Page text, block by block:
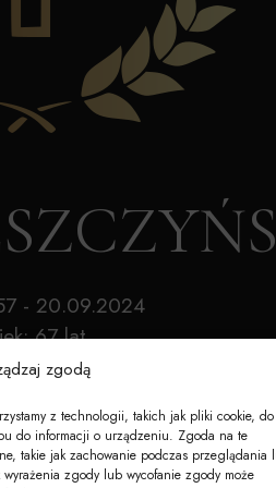
zgodą
z technologii, takich jak pliki cookie, do
do informacji o urządzeniu. Zgoda na te
takie jak zachowanie podczas przeglądania
zgody lub wycofanie zgody może
- 20.09.2024
67 lat